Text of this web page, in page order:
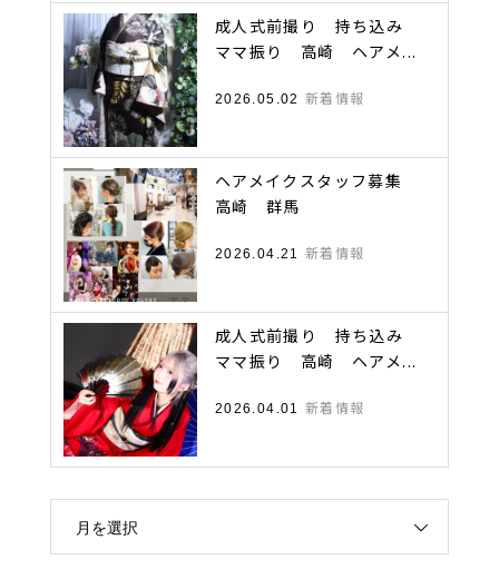
成人式前撮り 持ち込み
ママ振り 高崎 ヘアメ...
2026.05.02 新着情報
ヘアメイクスタッフ募集
高崎 群馬
2026.04.21 新着情報
成人式前撮り 持ち込み
ママ振り 高崎 ヘアメ...
2026.04.01 新着情報
月を選択